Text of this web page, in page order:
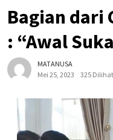
Bagian dari
: “Awal
MATANUSA
Mei 25, 2023
325 Dilihat